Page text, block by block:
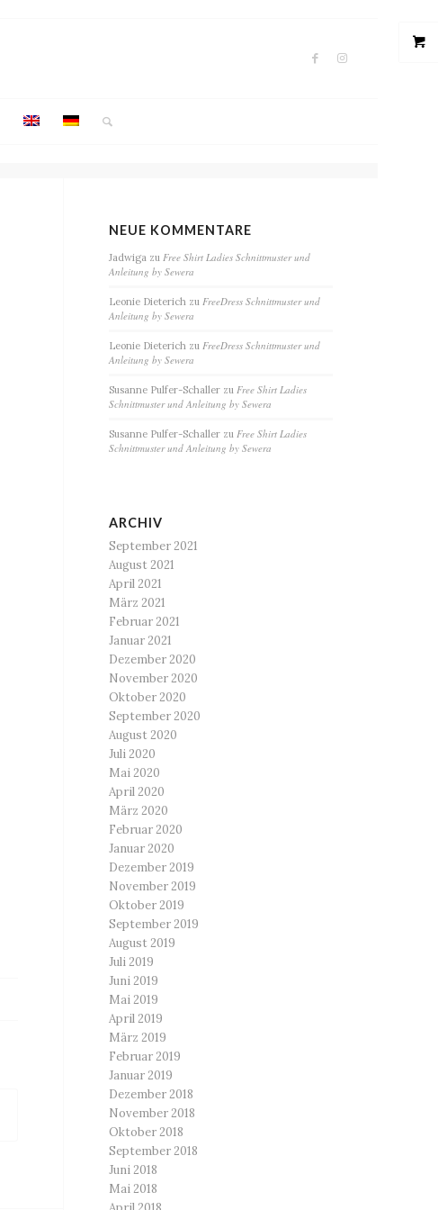
NEUE KOMMENTARE
Jadwiga zuFree Shirt Ladies Schnittmuster und
Anleitung by Sewera
Leonie Dieterich zuFreeDress Schnittmuster und
Anleitung by Sewera
Leonie Dieterich zuFreeDress Schnittmuster und
Anleitung by Sewera
Susanne Pulfer-Schaller zuFree Shirt Ladies
Schnittmuster und Anleitung by Sewera
Susanne Pulfer-Schaller zuFree Shirt Ladies
Schnittmuster und Anleitung by Sewera
ARCHIV
September 2021
August 2021
April 2021
März 2021
Februar 2021
Januar 2021
Dezember 2020
November 2020
Oktober 2020
September 2020
August 2020
Juli 2020
Mai 2020
April 2020
März 2020
Februar 2020
Januar 2020
Dezember 2019
November 2019
Oktober 2019
September 2019
August 2019
Juli 2019
Juni 2019
Mai 2019
April 2019
März 2019
Februar 2019
Januar 2019
Dezember 2018
November 2018
Oktober 2018
September 2018
Juni 2018
Mai 2018